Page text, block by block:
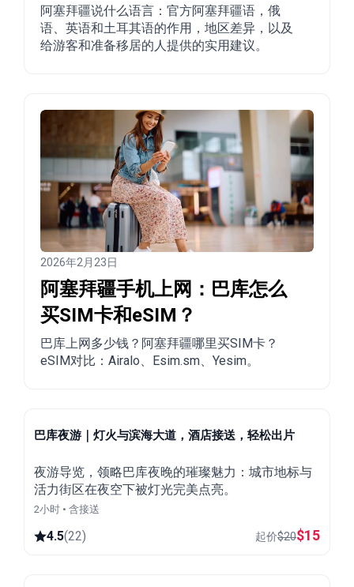
阿塞拜疆说什么语言：官方阿塞拜疆语，俄
语、英语和土耳其语的作用，地区差异，以及
给游客和准备移居的人提供的实用建议。
2026年2月23日
阿塞拜疆手机上网：巴库怎么
买SIM卡和eSIM？
巴库上网多少钱？阿塞拜疆哪里买SIM卡？
eSIM对比：Airalo、Esim.sm、Yesim。
巴库夜游｜灯火与滨海大道，酒店接送，轻松出片
夜游导览，领略巴库夜晚的璀璨魅力：城市地标与
活力街区在夜空下被灯光完美点亮。
2小时 • 含接送
4.5(22) 起价$20$15